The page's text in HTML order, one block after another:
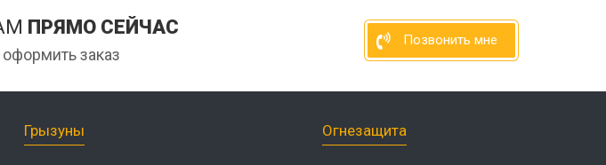
ПРЯМО СЕЙЧАС
заказ
Позвонить мне
Грызуны Огнезащита